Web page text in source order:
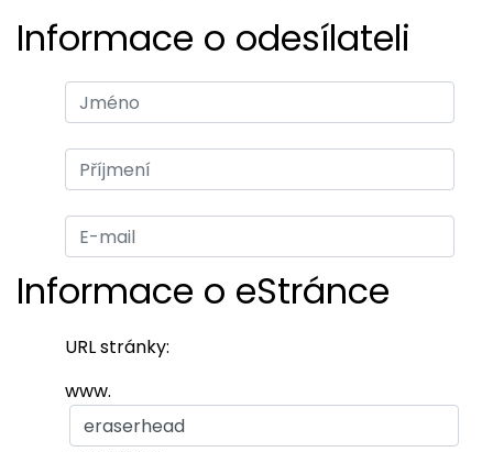
Informace o odesílateli
Informace o eStránce
URL stránky:
www.